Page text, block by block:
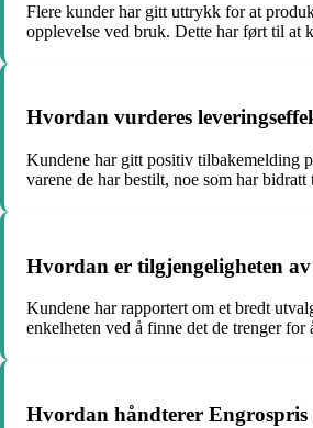
Flere kunder har gitt uttrykk for at
opplevelse ved bruk. Dette har ført til at
Hvordan vurderes
Kundene har gitt positiv tilbakemelding
varene de har bestilt, noe som har
Hvordan er tilgjengeligheten
Kundene har rapportert om et bredt
enkelheten ved å finne det de trenger for
Hvordan håndterer Engrospris